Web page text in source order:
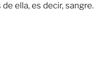
ella, es decir, sangre.